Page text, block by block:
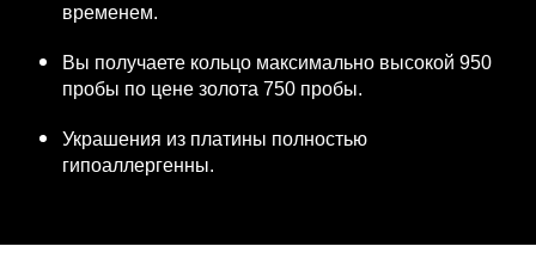
временем.
Вы получаете кольцо максимально высокой 950
пробы по цене золота 750 пробы.
Украшения из платины полностью
гипоаллергенны.